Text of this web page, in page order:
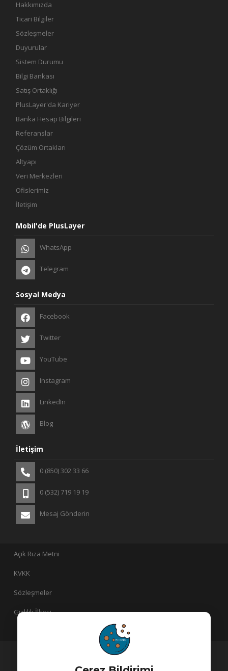
Hakkımızda
Ticari Bilgiler
Sözleşmeler
Duyurular
Sistem Durumu
Bilgi Bankası
Satış Ortaklığı
PlusLayer'da Kariyer
Banka Hesap Bilgileri
Referanslar
Çözüm Ortakları
Altyapı
Veri Merkezleri
Ofislerimiz
İletişim
Mobil'de PlusLayer
WhatsApp
Telegram
Sosyal Medya
Facebook
Twitter
YouTube
Instagram
LinkedIn
Blog
İletişim
0 (850) 302 33 66
0 (532) 719 19 19
Mesaj Gönderin
Açık Rıza Metni
KVKK
Sözleşmeler
Gizlilik İlkesi